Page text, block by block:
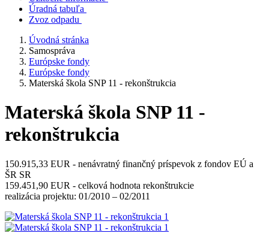
Úradná tabuľa
Zvoz odpadu
Úvodná stránka
Samospráva
Európske fondy
Európske fondy
Materská škola SNP 11 - rekonštrukcia
Materská škola SNP 11 -
rekonštrukcia
150.915,33 EUR - nenávratný finančný príspevok z fondov EÚ a
ŠR SR
159.451,90 EUR - celková hodnota rekonštrukcie
realizácia projektu: 01/2010 – 02/2011